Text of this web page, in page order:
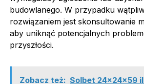
budowlanego. W przypadku
rozwiązaniem jest skonsultowanie
aby uniknąć potencjalnych
przyszłości.
Zobacz też: Solbet 24x24x59